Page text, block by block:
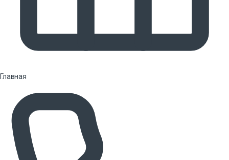
Главная